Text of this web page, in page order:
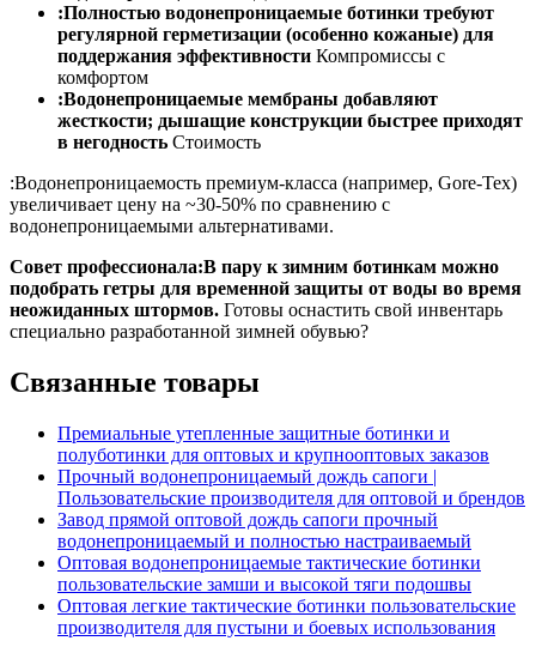
:Полностью водонепроницаемые ботинки требуют
регулярной герметизации (особенно кожаные) для
поддержания эффективности Компромиссы с
комфортом
:Водонепроницаемые мембраны добавляют
жесткости; дышащие конструкции быстрее приходят
в негодность Стоимость
:Водонепроницаемость премиум-класса (например, Gore-Tex)
увеличивает цену на ~30-50% по сравнению с
водонепроницаемыми альтернативами.
Совет профессионала:В пару к зимним ботинкам можно
подобрать гетры для временной защиты от воды во время
неожиданных штормов. Готовы оснастить свой инвентарь
специально разработанной зимней обувью?
Связанные товары
Премиальные утепленные защитные ботинки и
полуботинки для оптовых и крупнооптовых заказов
Прочный водонепроницаемый дождь сапоги |
Пользовательские производителя для оптовой и брендов
Завод прямой оптовой дождь сапоги прочный
водонепроницаемый и полностью настраиваемый
Оптовая водонепроницаемые тактические ботинки
пользовательские замши и высокой тяги подошвы
Оптовая легкие тактические ботинки пользовательские
производителя для пустыни и боевых использования